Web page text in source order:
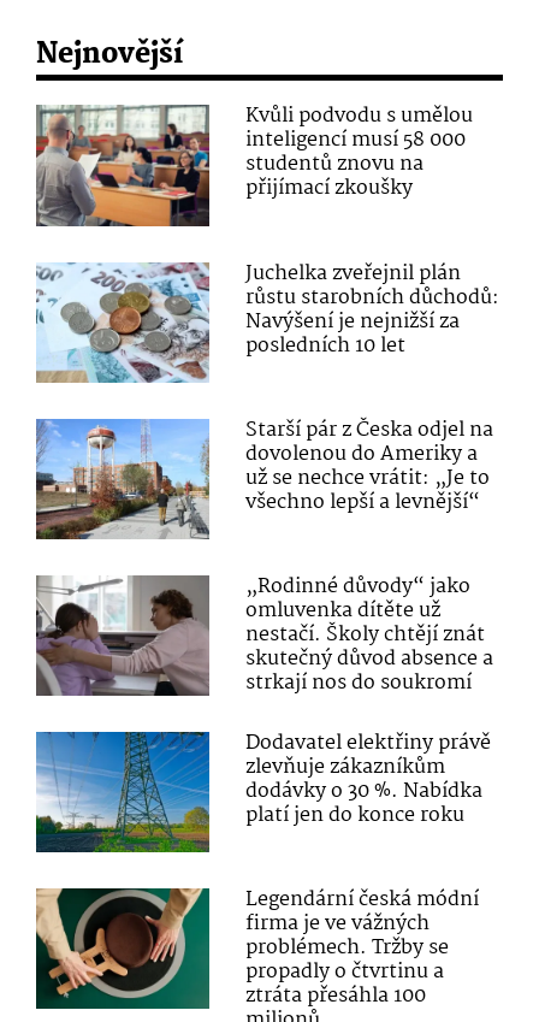
Nejnovější
Kvůli podvodu s umělou
inteligencí musí 58 000
studentů znovu na
přijímací zkoušky
Juchelka zveřejnil plán
růstu starobních důchodů:
Navýšení je nejnižší za
posledních 10 let
Starší pár z Česka odjel na
dovolenou do Ameriky a
už se nechce vrátit: „Je to
všechno lepší a levnější“
„Rodinné důvody“ jako
omluvenka dítěte už
nestačí. Školy chtějí znát
skutečný důvod absence a
strkají nos do soukromí
Dodavatel elektřiny právě
zlevňuje zákazníkům
dodávky o 30 %. Nabídka
platí jen do konce roku
Legendární česká módní
firma je ve vážných
problémech. Tržby se
propadly o čtvrtinu a
ztráta přesáhla 100